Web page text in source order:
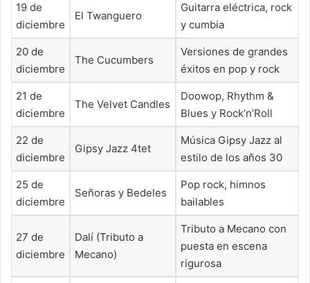
19 de
diciembre
El Twanguero
Guitarra eléctrica, rock
y cumbia
20 de
diciembre
The Cucumbers
Versiones de grandes
éxitos en pop y rock
21 de
diciembre
The Velvet Candles
Doowop, Rhythm &
Blues y Rock’n’Roll
22 de
diciembre
Gipsy Jazz 4tet
Música Gipsy Jazz al
estilo de los años 30
25 de
diciembre
Señoras y Bedeles
Pop rock, himnos
bailables
27 de
diciembre
Dalí (Tributo a
Mecano)
Tributo a Mecano con
puesta en escena
rigurosa